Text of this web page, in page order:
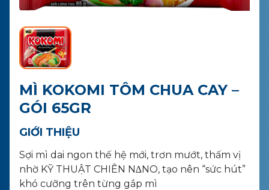
MUA HÀNG
MÌ KOKOMI TÔM CHUA CAY –
GÓI 65GR
GIỚI THIỆU
Sợi mì dai ngon thế hệ mới, trơn mướt, thấm vị
nhờ KỸ THUẬT CHIÊN N∆NO, tạo nên “sức hút”
khó cưỡng trên từng gắp mì